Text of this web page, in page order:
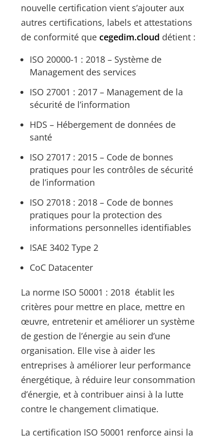
nouvelle certification vient s’ajouter aux
autres certifications, labels et attestations
de conformité que cegedim.cloud détient :
ISO 20000-1 : 2018 – Système de
Management des services
ISO 27001 : 2017 – Management de la
sécurité de l’information
HDS – Hébergement de données de
santé
ISO 27017 : 2015 – Code de bonnes
pratiques pour les contrôles de sécurité
de l’information
ISO 27018 : 2018 – Code de bonnes
pratiques pour la protection des
informations personnelles identifiables
ISAE 3402 Type 2
CoC Datacenter
La norme ISO 50001 : 2018 établit les
critères pour mettre en place, mettre en
œuvre, entretenir et améliorer un système
de gestion de l’énergie au sein d’une
organisation. Elle vise à aider les
entreprises à améliorer leur performance
énergétique, à réduire leur consommation
d’énergie, et à contribuer ainsi à la lutte
contre le changement climatique.
La certification ISO 50001 renforce ainsi la